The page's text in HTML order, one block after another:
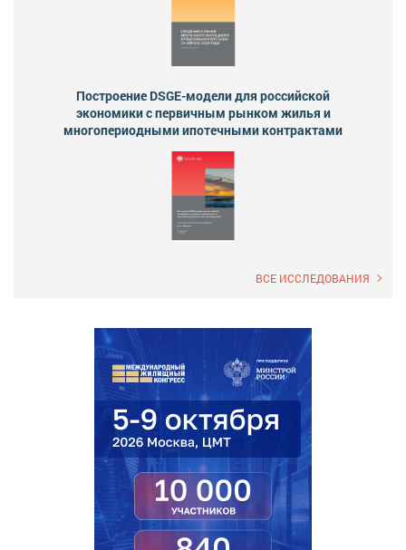
Построение DSGE-модели для российской
экономики с первичным рынком жилья и
многопериодными ипотечными контрактами
ВСЕ ИССЛЕДОВАНИЯ